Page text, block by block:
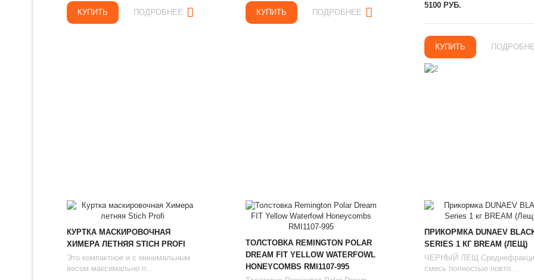
КУПИТЬ ПОДРОБНЕЕ КУПИТЬ ПОДРОБНЕЕ
5100 РУБ.
КУПИТЬ
КУРТКА МАСКИРОВОЧНАЯ
ХИМЕРА ЛЕТНЯЯ STICH PROFI
Это компактное и с минимальным
весом максимально п...
ТОЛСТОВКА REMINGTON POLAR
DREAM FIT YELLOW WATERFOWL
HONEYCOMBS RMI1107-995
ПРИКОРМКА DUNAEV
SERIES 1 КГ BREAM (ЛЕЩ)
ЧЕРНЫЙ ЛЕЩ
смесь полностью повто...